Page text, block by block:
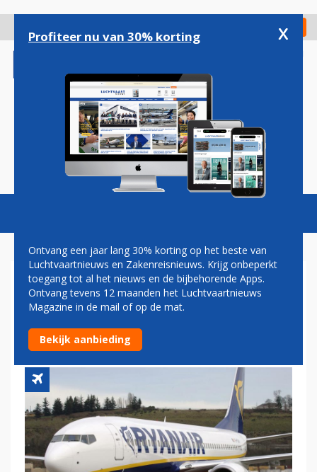
gaan
Check in
Magazine Podcasts Vacatures
FNV WIL DIALOOG MET
RYANAIR OVER
ARBEIDSOMSTANDIGHEDEN
Profiteer nu van 30% korting x
Ontvang een jaar lang 30% korting op het beste van
Luchtvaartnieuws en Zakenreisnieuws. Krijg onbeperkt
toegang tot al het nieuws en de bijbehorende Apps.
Ontvang tevens 12 maanden het Luchtvaartnieuws
Magazine in de mail of op de mat.
Bekijk aanbieding